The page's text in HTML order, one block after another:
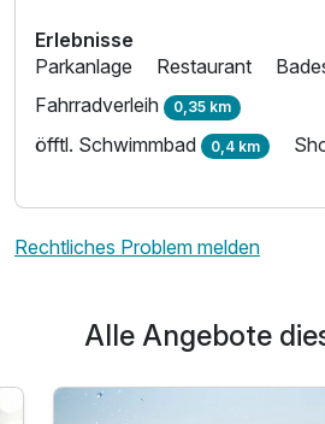
Erlebnisse
Parkanlage
Restaurant
Fahrradverleih 0,35 km
öfftl. Schwimmbad 0,4 km
Rechtliches Problem melden
Alle Angebote